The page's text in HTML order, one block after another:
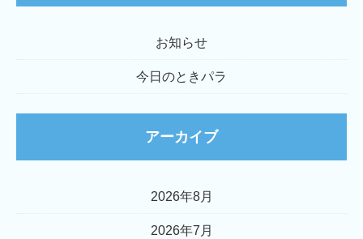
お知らせ
今日のときパラ
アーカイブ
2026年8月
2026年7月